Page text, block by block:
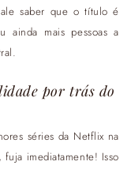
saber que o título é
ainda mais pessoas a
por trás do
séries da Netflix na
imediatamente! Isso